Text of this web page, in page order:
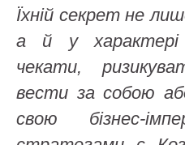
Їхній секрет не
а й у
чекати,
вести за собою
свою бізнес-